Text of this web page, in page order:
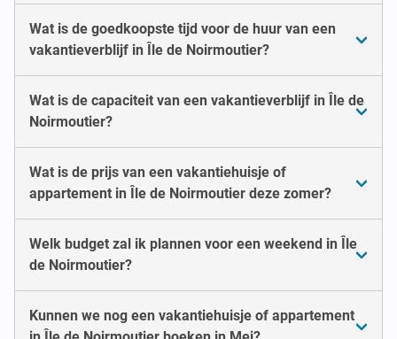
Wat is de goedkoopste tijd voor de huur van een
vakantieverblijf in Île de Noirmoutier?
Wat is de capaciteit van een vakantieverblijf in Île de
Noirmoutier?
Wat is de prijs van een vakantiehuisje of
appartement in Île de Noirmoutier deze zomer?
Welk budget zal ik plannen voor een weekend in Île
de Noirmoutier?
Kunnen we nog een vakantiehuisje of appartement